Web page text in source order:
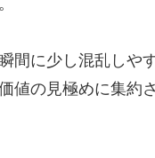
間に少し混乱しや
値の見極めに集約